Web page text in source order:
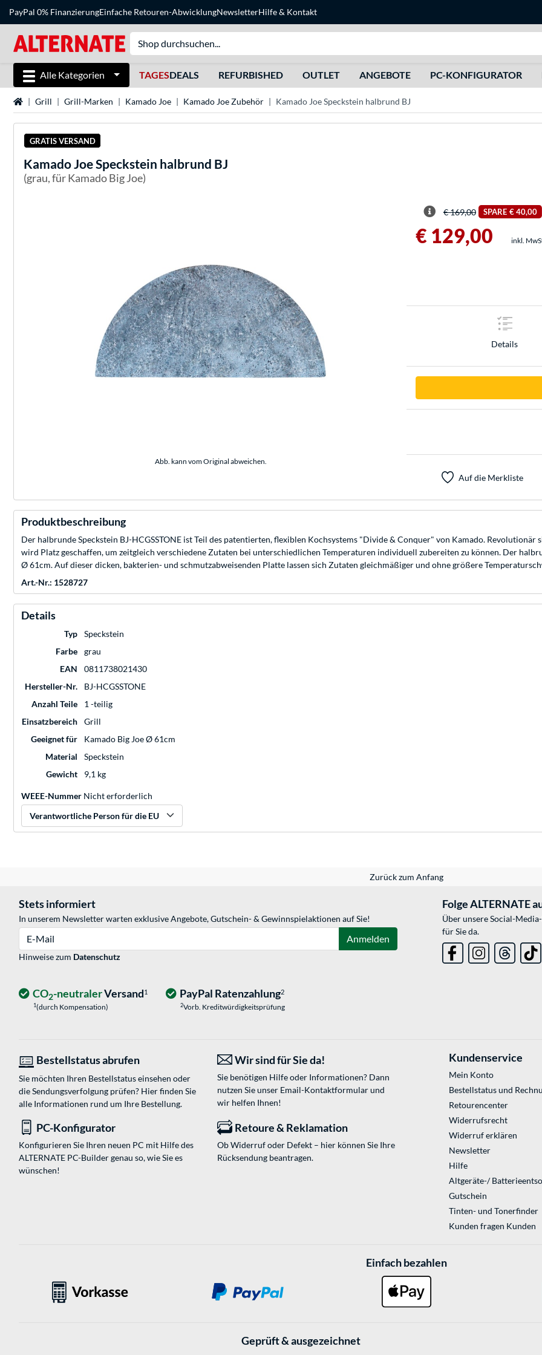
PayPal 0% FinanzierungEinfache Retouren-AbwicklungNewsletterHilfe& Kontakt
Alle Kategorien TAGESDEALS REFURBISHED OUTLET ANGEBOTE PC-KONFIGURATOR
Startseite
Grill Grill-Marken Kamado Joe Kamado Joe Zubehör Kamado Joe Speckstein halbrund BJ
GRATIS VERSAND
Kamado JoeSpeckstein halbrund BJ
(grau, für Kamado Big Joe)
Abb. kann vom Original abweichen.
€ 169,00 SPARE € 40,00
€ 129,00 inkl.
Details
Auf die Merkliste
Produktbeschreibung
Der halbrunde Speckstein BJ-HCGSSTONE ist Teil des patentierten, flexiblen Kochsystems "Divide & Conquer" von Kamado.
wird Platz geschaffen, um zeitgleich verschiedene Zutaten bei unterschiedlichen Temperaturen individuell zubereiten zu können. Der
Ø 61cm. Auf dieser dicken, bakterien- und schmutzabweisenden Platte lassen sich Zutaten gleichmäßiger und ohne größere
Art.-Nr.: 1528727
Details
Typ
Speckstein
Farbe
grau
EAN
0811738021430
Hersteller-Nr.
BJ-HCGSSTONE
Anzahl Teile
1 -teilig
Einsatzbereich
Grill
Geeignet für
Kamado Big Joe Ø 61cm
Material
Speckstein
Gewicht
9,1 kg
WEEE-Nummer Nicht erforderlich
Verantwortliche Person für die EU
Zurück zum Anfang
Stets informiert
In unserem Newsletter warten exklusive Angebote, Gutschein- & Gewinnspielaktionen auf Sie!
E-Mail
Anmelden
Hinweise zum Datenschutz
Folge ALTERNATE
Über unsere Social-
für Sie da.
CO2-neutralerVersand1
1(durch Kompensation)
PayPal Ratenzahlung2
2Vorb. Kreditwürdigkeitsprüfung
Bestellstatus abrufen
Sie möchten Ihren Bestellstatus einsehen oder
die Sendungsverfolgung prüfen? Hier finden Sie
alle Informationen rund um Ihre Bestellung.
Wir sind für Sie da!
Sie benötigen Hilfe oder Informationen? Dann
nutzen Sie unser Email-Kontaktformularund
wir helfen Ihnen!
PC-Konfigurator
Konfigurieren Sie Ihren neuen PC mit Hilfe des
ALTERNATE PC-Builder genau so, wie Sie es
wünschen!
Retoure & Reklamation
Ob Widerruf oder Defekt – hier können Sie Ihre
Rücksendung beantragen.
Kundenservice
Mein Konto
Bestellstatus und
Retourencenter
Widerrufsrecht
Widerruf erklären
Newsletter
Hilfe
Altgeräte-/
Gutschein
Tinten- und Tonerfinder
Kunden fragen Kunden
Einfach bezahlen
Geprüft & ausgezeichnet